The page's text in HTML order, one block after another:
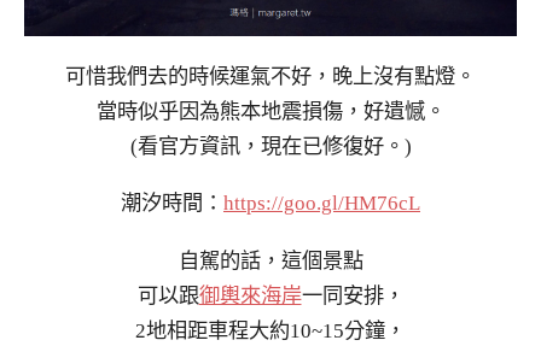
可惜我們去的時候運氣不好，晚上沒有點燈。
當時似乎因為熊本地震損傷，好遺憾。
(看官方資訊，現在已修復好。)
潮汐時間： https://goo.gl/HM76cL
自駕的話，這個景點
可以跟御輿來海岸一同安排，
2地相距車程大約10~15分鐘，